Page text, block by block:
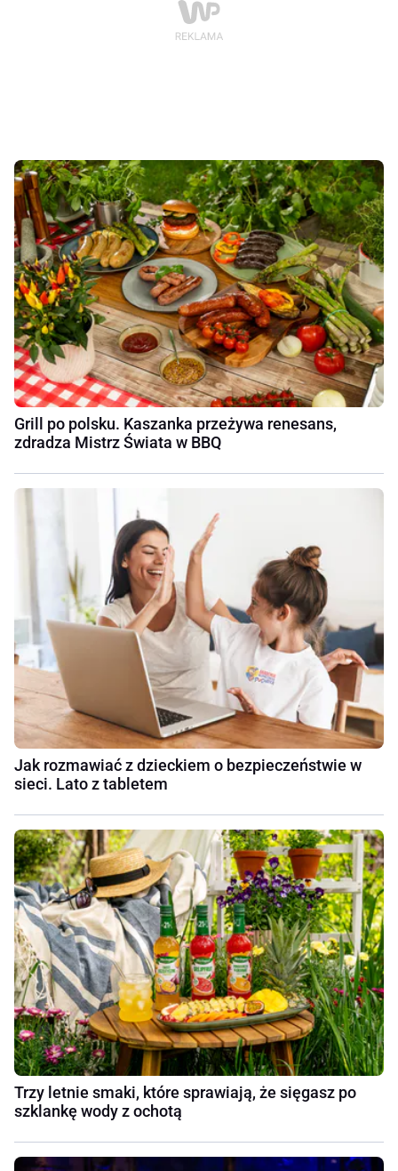
Grill po polsku. Kaszanka przeżywa renesans,
zdradza Mistrz Świata w BBQ
Jak rozmawiać z dzieckiem o bezpieczeństwie w
sieci. Lato z tabletem
Trzy letnie smaki, które sprawiają, że sięgasz po
szklankę wody z ochotą